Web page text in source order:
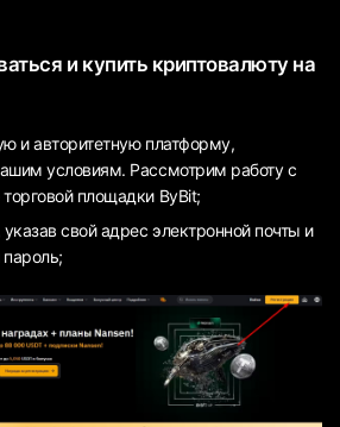
и купить криптовалюту на
и авторитетную платформу,
условиям. Рассмотрим работу с
площадки ByBit;
свой адрес электронной почты и